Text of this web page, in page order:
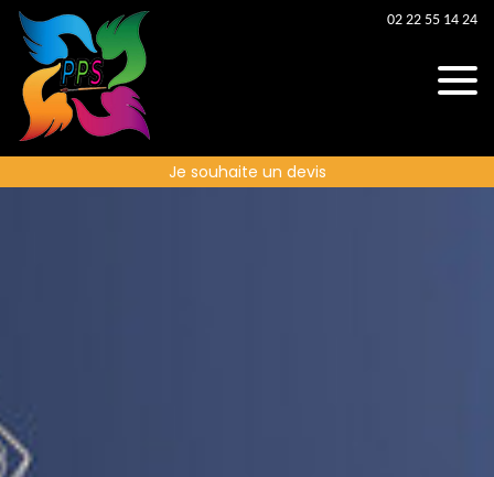
02 22 55 14 24
Je souhaite un devis